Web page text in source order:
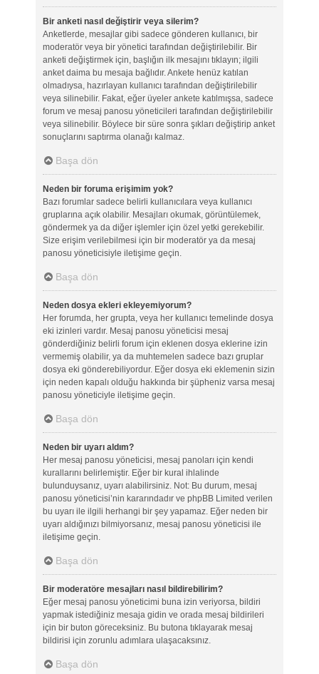
Bir anketi nasıl değiştirir veya silerim?
Anketlerde, mesajlar gibi sadece gönderen kullanıcı, bir
moderatör veya bir yönetici tarafından değiştirilebilir. Bir
anketi değiştirmek için, başlığın ilk mesajını tıklayın; ilgili
anket daima bu mesaja bağlıdır. Ankete henüz katılan
olmadıysa, hazırlayan kullanıcı tarafından değiştirilebilir
veya silinebilir. Fakat, eğer üyeler ankete katılmışsa, sadece
forum ve mesaj panosu yöneticileri tarafından değiştirilebilir
veya silinebilir. Böylece bir süre sonra şıkları değiştirip anket
sonuçlarını saptırma olanağı kalmaz.
Başa dön
Neden bir foruma erişimim yok?
Bazı forumlar sadece belirli kullanıcılara veya kullanıcı
gruplarına açık olabilir. Mesajları okumak, görüntülemek,
göndermek ya da diğer işlemler için özel yetki gerekebilir.
Size erişim verilebilmesi için bir moderatör ya da mesaj
panosu yöneticisiyle iletişime geçin.
Başa dön
Neden dosya ekleri ekleyemiyorum?
Her forumda, her grupta, veya her kullanıcı temelinde dosya
eki izinleri vardır. Mesaj panosu yöneticisi mesaj
gönderdiğiniz belirli forum için eklenen dosya eklerine izin
vermemiş olabilir, ya da muhtemelen sadece bazı gruplar
dosya eki gönderebiliyordur. Eğer dosya eki eklemenin sizin
için neden kapalı olduğu hakkında bir şüpheniz varsa mesaj
panosu yöneticiyle iletişime geçin.
Başa dön
Neden bir uyarı aldım?
Her mesaj panosu yöneticisi, mesaj panoları için kendi
kurallarını belirlemiştir. Eğer bir kural ihlalinde
bulunduysanız, uyarı alabilirsiniz. Not: Bu durum, mesaj
panosu yöneticisi’nin kararındadır ve phpBB Limited verilen
bu uyarı ile ilgili herhangi bir şey yapamaz. Eğer neden bir
uyarı aldığınızı bilmiyorsanız, mesaj panosu yöneticisi ile
iletişime geçin.
Başa dön
Bir moderatöre mesajları nasıl bildirebilirim?
Eğer mesaj panosu yöneticimi buna izin veriyorsa, bildiri
yapmak istediğiniz mesaja gidin ve orada mesaj bildirileri
için bir buton göreceksiniz. Bu butona tıklayarak mesaj
bildirisi için zorunlu adımlara ulaşacaksınız.
Başa dön